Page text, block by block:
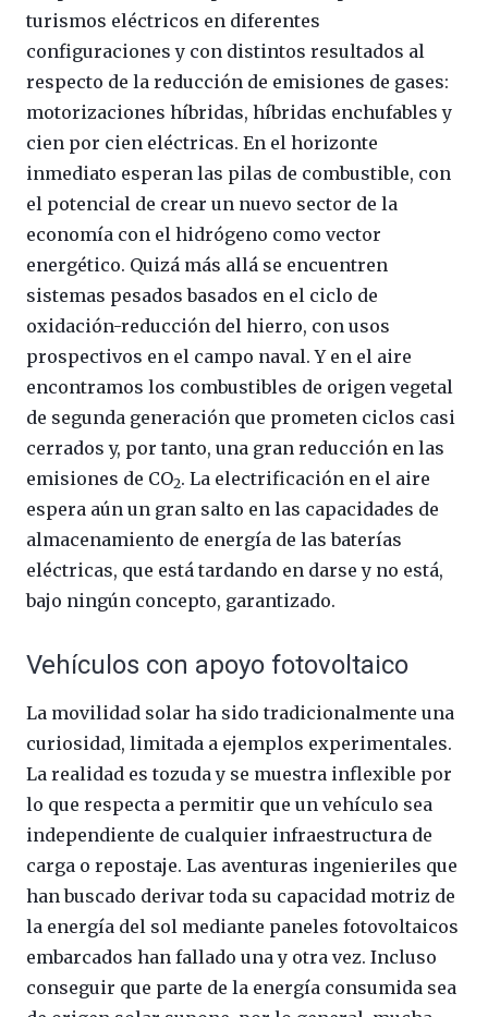
turismos eléctricos en diferentes
configuraciones y con distintos resultados al
respecto de la reducción de emisiones de gases:
motorizaciones híbridas, híbridas enchufables y
cien por cien eléctricas. En el horizonte
inmediato esperan las pilas de combustible, con
el potencial de crear un nuevo sector de la
economía con el hidrógeno como vector
energético. Quizá más allá se encuentren
sistemas pesados basados en el ciclo de
oxidación-reducción del hierro, con usos
prospectivos en el campo naval. Y en el aire
encontramos los combustibles de origen vegetal
de segunda generación que prometen ciclos casi
cerrados y, por tanto, una gran reducción en las
emisiones de CO2. La electrificación en el aire
espera aún un gran salto en las capacidades de
almacenamiento de energía de las baterías
eléctricas, que está tardando en darse y no está,
bajo ningún concepto, garantizado.
Vehículos con apoyo fotovoltaico
La movilidad solar ha sido tradicionalmente una
curiosidad, limitada a ejemplos experimentales.
La realidad es tozuda y se muestra inflexible por
lo que respecta a permitir que un vehículo sea
independiente de cualquier infraestructura de
carga o repostaje. Las aventuras ingenieriles que
han buscado derivar toda su capacidad motriz de
la energía del sol mediante paneles fotovoltaicos
embarcados han fallado una y otra vez. Incluso
conseguir que parte de la energía consumida sea